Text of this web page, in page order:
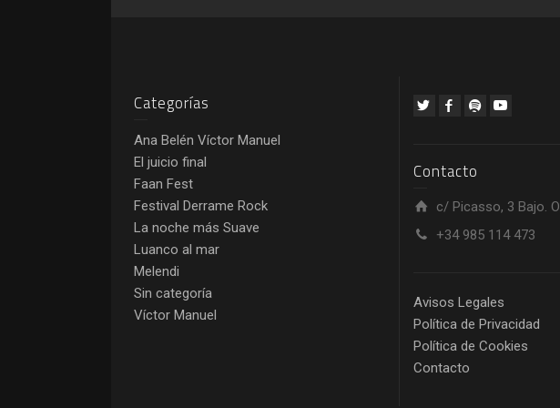
Categorías
Ana Belén Víctor Manuel
El juicio final
Faan Fest
Festival Derrame Rock
La noche más Suave
Luanco al mar
Melendi
Sin categoría
Víctor Manuel
Contacto
c/ Picasso, 3 Bajo.
+34 985 114 473
Avisos Legales
Política de Privacidad
Política de Cookies
Contacto